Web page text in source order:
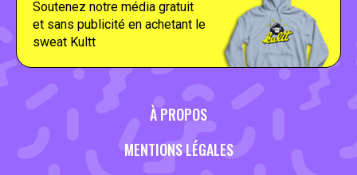
Soutenez notre média gratuit
et sans publicité en achetant le
sweat Kultt
À PROPOS
MENTIONS LÉGALES